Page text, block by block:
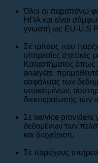
Όλοι οι παραπάνω
ΗΠΑ και είναι
γνωστή ως EU-U.S
Σε τρίτους που
υπηρεσίες σχετικές
Καταστήματος όπως
analysts,
ασφάλειας των
υποκειμένων,
διεκπεραίωσης των
Σε service providers
δεδομένων των
και διαχείριση.
Σε παρόχους